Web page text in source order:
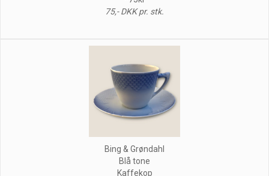
75,- DKK pr. stk.
Bing & Grøndahl
Blå tone
Kaffekop